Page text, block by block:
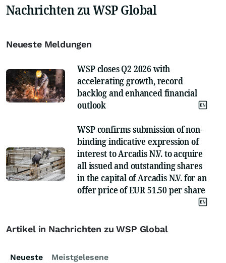
Nachrichten zu WSP Global
Neueste Meldungen
WSP closes Q2 2026 with
accelerating growth, record
backlog and enhanced financial
outlook
WSP confirms submission of non-
binding indicative expression of
interest to Arcadis N.V. to acquire
all issued and outstanding shares
in the capital of Arcadis N.V. for an
offer price of EUR 51.50 per share
Artikel in Nachrichten zu WSP Global
Neueste Meistgelesene